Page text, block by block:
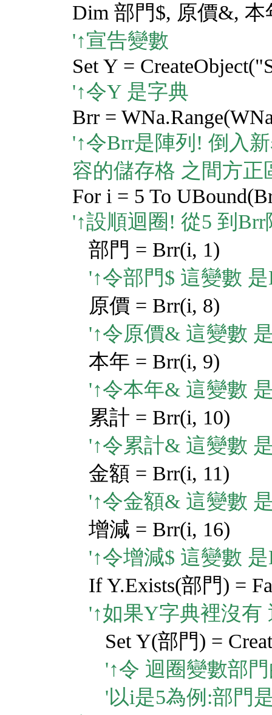
Dim 部門$, 原價&,
'↑宣告變數
Set Y =
'↑令Y 是字典
Brr =
'↑令Brr是陣列! 倒入
容的儲存格 之間方正
For i = 5 To
'↑設順迴圈! 從5 到
部門 = Brr(i, 1)
'↑令部門$ 這變數
原價 = Brr(i, 8)
'↑令原價& 這變數
本年 = Brr(i, 9)
'↑令本年& 這變數
累計 = Brr(i, 10)
'↑令累計& 這變數
金額 = Brr(i, 11)
'↑令金額& 這變數
增減 = Brr(i, 16)
'↑令增減$ 這變數
If Y.Exists(部門) =
'↑如果Y字典裡沒有
Set Y(部門) =
'↑令 迴圈變數部
'以i是5為例:部門是